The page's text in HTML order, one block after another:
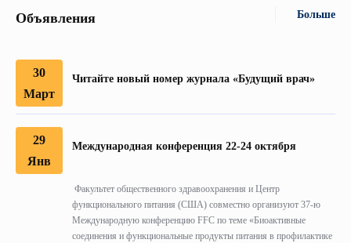
Объявления Больше
30
Март
Читайте новый номер журнала «Будущий врач»
29
Янв
Международная конференция 22-24 октября
Факультет общественного здравоохранения и Центр
функционального питания (США) совместно организуют 37-ю
Международную конференцию FFC по теме «Биоактивные
соединения и функциональные продукты питания в профилактике